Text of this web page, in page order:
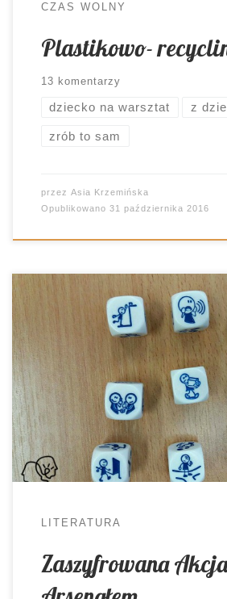
CZAS WOLNY
Plastikowo-
13 komentarzy
dziecko na warsztat z
zrób to sam
przez Asia Krzemińska
Opublikowano 31 października 2016
“Kamienie na szaniec” to jedna z
których wracam z ogromnym
Wiąże się to zapewne z moją
przeszłością (tak, tak, w szafie
starannie złożony szary
okazja porozmawiać z uczniami
które tak wtedy, jak i dziś były i
LITERATURA
Zaszyfrowana